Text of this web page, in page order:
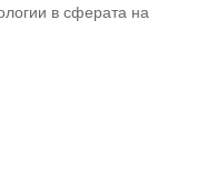
в сферата на